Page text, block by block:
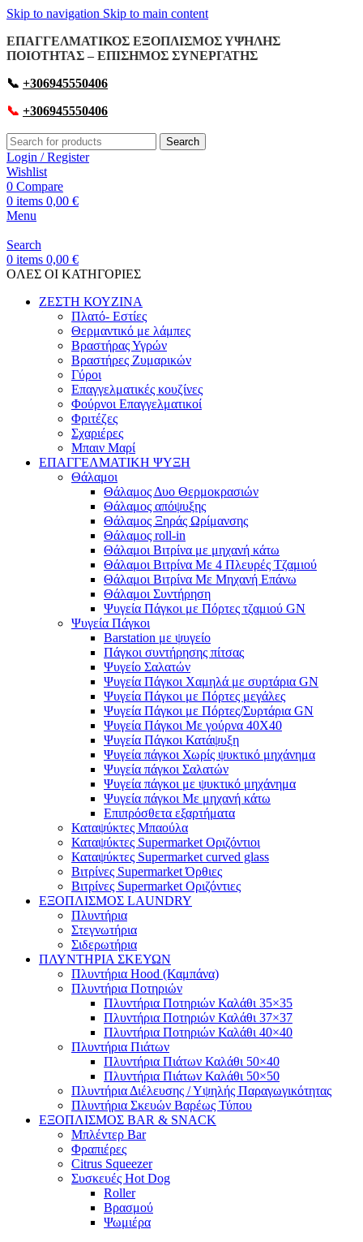
Skip to navigation Skip to main content
ΕΠΑΓΓΕΛΜΑΤΙΚΟΣ ΕΞΟΠΛΙΣΜΟΣ ΥΨΗΛΗΣ
ΠΟΙΟΤΗΤΑΣ – ΕΠΙΣΗΜΟΣ ΣΥΝΕΡΓΑΤΗΣ
📞 +306945550406
📞 +306945550406
Search
Login / Register
Wishlist
0 Compare
0 items 0,00 €
Menu
Search
0 items 0,00 €
OΛΕΣ ΟΙ ΚΑΤΗΓΟΡΙΕΣ
ΖΕΣΤΗ ΚΟΥΖΙΝΑ
Πλατό- Εστίες
Θερμαντικό με λάμπες
Βραστήρας Υγρών
Βραστήρες Ζυμαρικών
Γύροι
Επαγγελματικές κουζίνες
Φούρνοι Επαγγελματικοί
Φριτέζες
Σχαριέρες
Μπαιν Μαρί
ΕΠΑΓΓΕΛΜΑΤΙΚΗ ΨΥΞΗ
Θάλαμοι
Θάλαμος Δυο Θερμοκρασιών
Θάλαμος απόψυξης
Θάλαμος Ξηράς Ωρίμανσης
Θάλαμος roll-in
Θάλαμοι Βιτρίνα με μηχανή κάτω
Θάλαμοι Βιτρίνα Με 4 Πλευρές Τζαμιού
Θάλαμοι Βιτρίνα Με Μηχανή Επάνω
Θάλαμοι Συντήρηση
Ψυγεία Πάγκοι με Πόρτες τζαμιού GN
Ψυγεία Πάγκοι
Barstation με ψυγείο
Πάγκοι συντήρησης πίτσας
Ψυγείο Σαλατών
Ψυγεία Πάγκοι Χαμηλά με συρτάρια GN
Ψυγεία Πάγκοι με Πόρτες μεγάλες
Ψυγεία Πάγκοι με Πόρτες/Συρτάρια GN
Ψυγεία Πάγκοι Με γούρνα 40Χ40
Ψυγεία Πάγκοι Κατάψυξη
Ψυγεία πάγκοι Χωρίς ψυκτικό μηχάνημα
Ψυγεία πάγκοι Σαλατών
Ψυγεία πάγκοι με ψυκτικό μηχάνημα
Ψυγεία πάγκοι Με μηχανή κάτω
Επιπρόσθετα εξαρτήματα
Καταψύκτες Μπαούλα
Καταψύκτες Supermarket Οριζόντιοι
Καταψύκτες Supermarket curved glass
Βιτρίνες Supermarket Όρθιες
Βιτρίνες Supermarket Οριζόντιες
ΕΞΟΠΛΙΣΜΟΣ LAUNDRY
Πλυντήρια
Στεγνωτήρια
Σιδερωτήρια
ΠΛΥΝΤΗΡΙΑ ΣΚΕΥΩΝ
Πλυντήρια Hood (Καμπάνα)
Πλυντήρια Ποτηριών
Πλυντήρια Ποτηριών Καλάθι 35×35
Πλυντήρια Ποτηριών Καλάθι 37×37
Πλυντήρια Ποτηριών Καλάθι 40×40
Πλυντήρια Πιάτων
Πλυντήρια Πιάτων Καλάθι 50×40
Πλυντήρια Πιάτων Καλάθι 50×50
Πλυντήρια Διέλευσης / Υψηλής Παραγωγικότητας
Πλυντήρια Σκευών Βαρέως Τύπου
ΕΞΟΠΛΙΣΜΟΣ BAR & SNACK
Μπλέντερ Bar
Φραπιέρες
Citrus Squeezer
Συσκευές Hot Dog
Roller
Βρασμού
Ψωμιέρα